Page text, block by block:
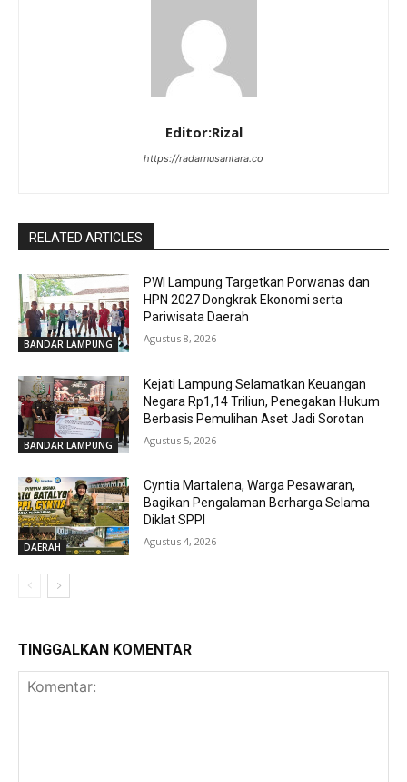
Editor:Rizal
https://radarnusantara.co
RELATED ARTICLES
BANDAR LAMPUNG
PWI Lampung Targetkan Porwanas dan
HPN 2027 Dongkrak Ekonomi serta
Pariwisata Daerah
Agustus 8, 2026
BANDAR LAMPUNG
Kejati Lampung Selamatkan Keuangan
Negara Rp1,14 Triliun, Penegakan Hukum
Berbasis Pemulihan Aset Jadi Sorotan
Agustus 5, 2026
DAERAH
Cyntia Martalena, Warga Pesawaran,
Bagikan Pengalaman Berharga Selama
Diklat SPPI
Agustus 4, 2026
TINGGALKAN KOMENTAR